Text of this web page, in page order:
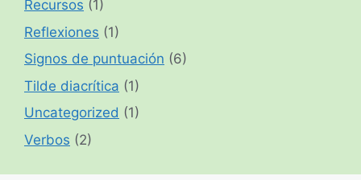
Recursos (1)
Reflexiones (1)
Signos de puntuación (6)
Tilde diacrítica (1)
Uncategorized (1)
Verbos (2)